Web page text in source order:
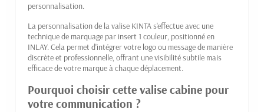
personnalisation.
La personnalisation de la valise KINTA s'effectue avec une
technique de marquage par insert 1 couleur, positionné en
INLAY. Cela permet d'intégrer votre logo ou message de manière
discrète et professionnelle, offrant une visibilité subtile mais
efficace de votre marque à chaque déplacement.
Pourquoi choisir cette valise cabine pour
votre communication ?